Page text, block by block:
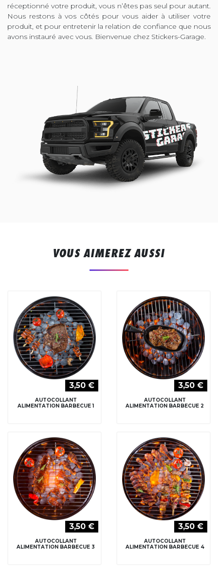
réceptionné votre produit, vous n’êtes pas seul pour autant.
Nous restons à vos côtés pour vous aider à utiliser votre
produit, et pour entretenir la relation de confiance que nous
avons instauré avec vous. Bienvenue chez Stickers-Garage.
VOUS AIMEREZ AUSSI
3,50 €
AUTOCOLLANT
ALIMENTATION BARBECUE 1
3,50 €
AUTOCOLLANT
ALIMENTATION BARBECUE 2
3,50 €
AUTOCOLLANT
ALIMENTATION BARBECUE 3
3,50 €
AUTOCOLLANT
ALIMENTATION BARBECUE 4